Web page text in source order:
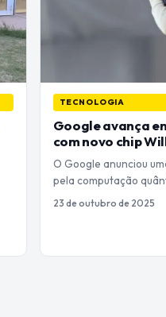
TECNOLOGIA
Google avança
com novo chip
O Google anunciou
pela computação
23 de outubro de 2025